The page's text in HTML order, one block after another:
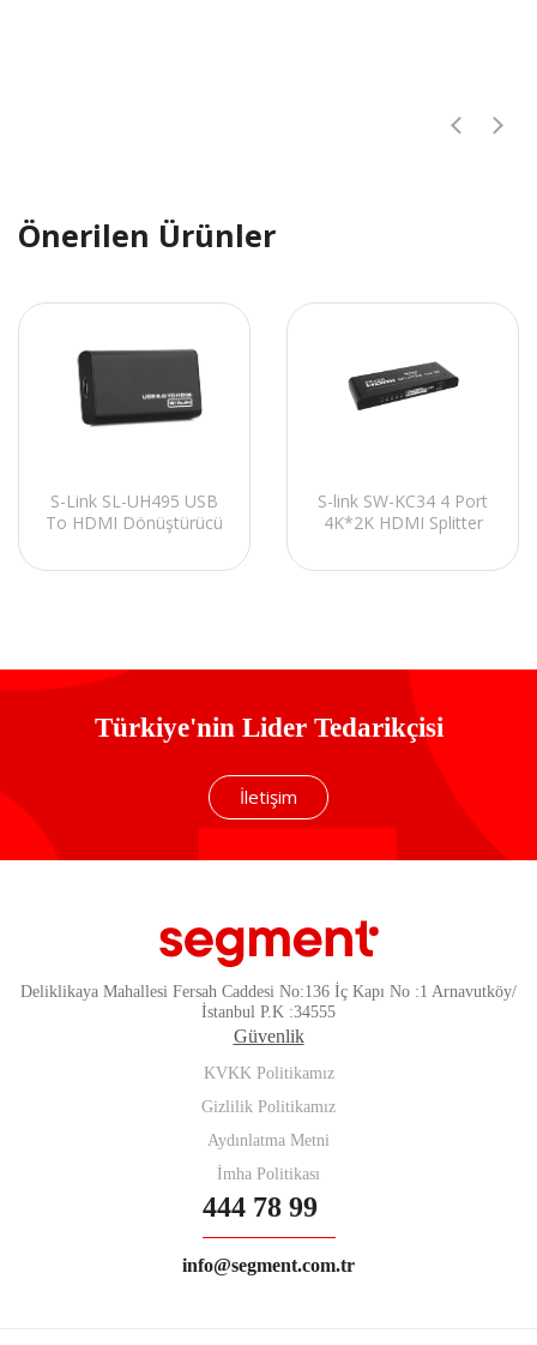
Önerilen Ürünler
S-Link SL-UH495 USB
To HDMI Dönüştürücü
S-link SW-KC34 4 Port
4K*2K HDMI Splitter
Türkiye'nin Lider Tedarikçisi
İletişim
Deliklikaya Mahallesi Fersah Caddesi No:136 İç Kapı No :1 Arnavutköy/
İstanbul P.K :34555
Güvenlik
KVKK Politikamız
Gizlilik Politikamız
Aydınlatma Metni
İmha Politikası
444 78 99
info@segment.com.tr